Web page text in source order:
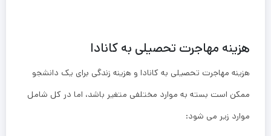
هزینه مهاجرت تحصیلی به کانادا
هزینه مهاجرت تحصیلی به کانادا و هزینه زندگی برای یک دانشجو
ممکن است بسته به موارد مختلفی متغیر باشد، اما در کل شامل
موارد زیر می ‌شود: